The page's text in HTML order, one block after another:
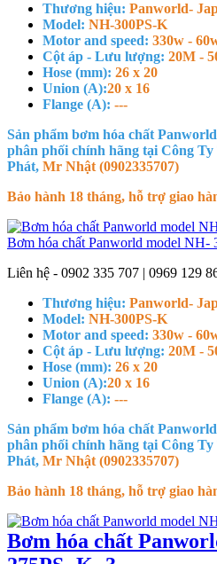
Thương hiệu: Panworld-
Model: NH-300PS-K
Motor and speed: 330w -
Cột áp - Lưu lượng: 20M -
Hose (mm): 26 x 20
Union (A):20 x 16
Flange (A): ---
Sản phẩm bơm hóa chất
phân phối chính hãng tại Công
Phát, Mr Nhật (0902335707)
Bảo hành 18 tháng, hỗ trợ giao
Bơm hóa chất Panworld model NH-
Liên hệ - 0902 335 707 | 0969 129
Thương hiệu: Panworld-
Model: NH-300PS-K
Motor and speed: 330w -
Cột áp - Lưu lượng: 20M -
Hose (mm): 26 x 20
Union (A):20 x 16
Flange (A): ---
Sản phẩm bơm hóa chất
phân phối chính hãng tại Công
Phát, Mr Nhật (0902335707)
Bảo hành 18 tháng, hỗ trợ giao
Bơm hóa chất